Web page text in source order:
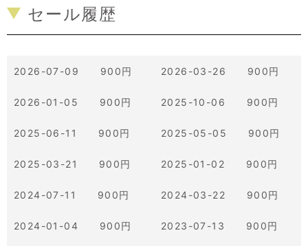
セール履歴
2026-07-09 900円 2026-03-26 900円
2026-01-05 900円 2025-10-06 900円
2025-06-11 900円 2025-05-05 900円
2025-03-21 900円 2025-01-02 900円
2024-07-11 900円 2024-03-22 900円
2024-01-04 900円 2023-07-13 900円